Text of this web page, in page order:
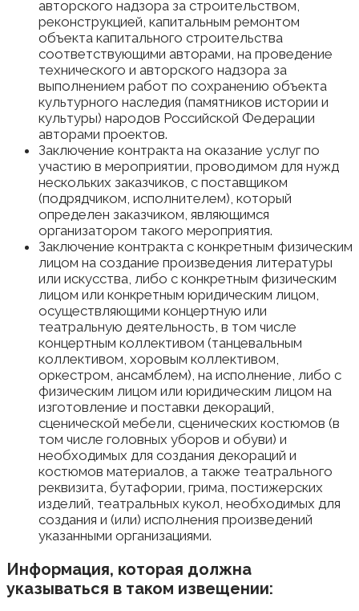
авторского надзора за строительством,
реконструкцией, капитальным ремонтом
объекта капитального строительства
соответствующими авторами, на проведение
технического и авторского надзора за
выполнением работ по сохранению объекта
культурного наследия (памятников истории и
культуры) народов Российской Федерации
авторами проектов.
Заключение контракта на оказание услуг по
участию в мероприятии, проводимом для нужд
нескольких заказчиков, с поставщиком
(подрядчиком, исполнителем), который
определен заказчиком, являющимся
организатором такого мероприятия.
Заключение контракта с конкретным физическим
лицом на создание произведения литературы
или искусства, либо с конкретным физическим
лицом или конкретным юридическим лицом,
осуществляющими концертную или
театральную деятельность, в том числе
концертным коллективом (танцевальным
коллективом, хоровым коллективом,
оркестром, ансамблем), на исполнение, либо с
физическим лицом или юридическим лицом на
изготовление и поставки декораций,
сценической мебели, сценических костюмов (в
том числе головных уборов и обуви) и
необходимых для создания декораций и
костюмов материалов, а также театрального
реквизита, бутафории, грима, постижерских
изделий, театральных кукол, необходимых для
создания и (или) исполнения произведений
указанными организациями.
Информация, которая должна
указываться в таком извещении: